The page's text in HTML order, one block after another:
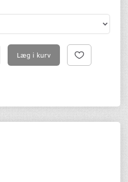
Læg i kurv